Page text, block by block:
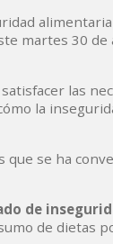
martes 30 de
las
la
que se ha
de
de dietas